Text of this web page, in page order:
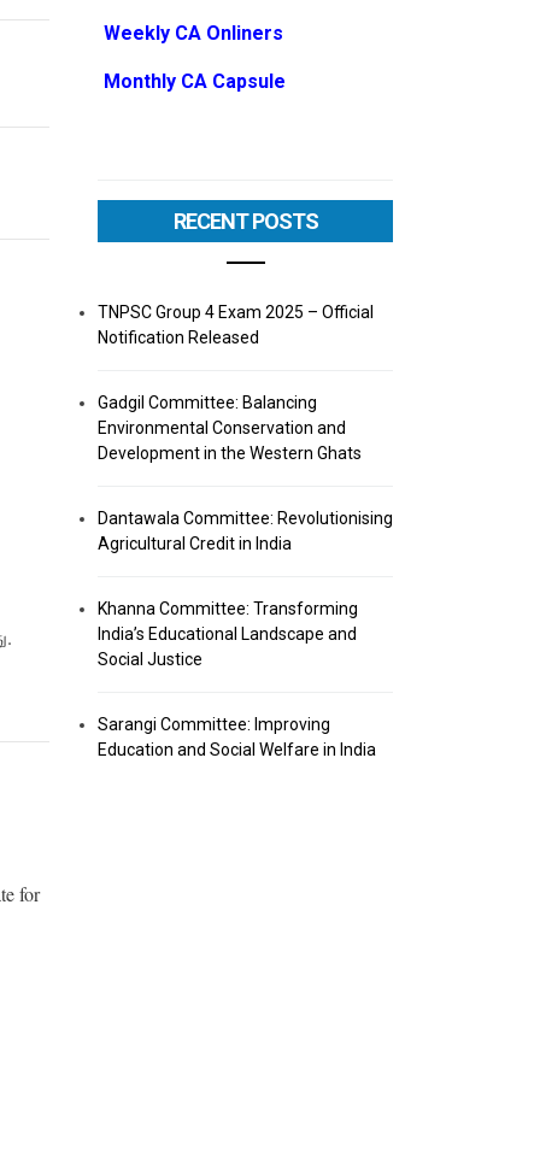
for
Weekly CA Onliners
Monthly CA Capsule
RECENT POSTS
TNPSC Group 4 Exam 2025 – Official
Notification Released
Gadgil Committee: Balancing
Environmental Conservation and
Development in the Western Ghats
Dantawala Committee: Revolutionising
Agricultural Credit in India
Khanna Committee: Transforming
India’s Educational Landscape and
Social Justice
Sarangi Committee: Improving
Education and Social Welfare in India